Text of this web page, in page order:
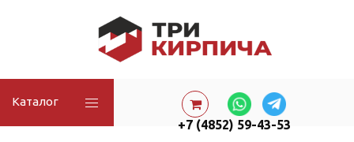
Каталог
+7 (4852) 59-43-53